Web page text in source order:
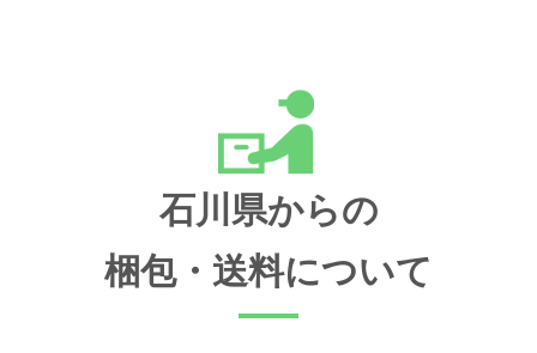
石川県からの
梱包・送料について